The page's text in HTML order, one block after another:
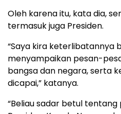
Oleh karena itu, kata dia,
termasuk juga Presiden.
“Saya kira keterlibatannya
menyampaikan pesan-
bangsa dan negara, serta
dicapai,” katanya.
“Beliau sadar betul tentang